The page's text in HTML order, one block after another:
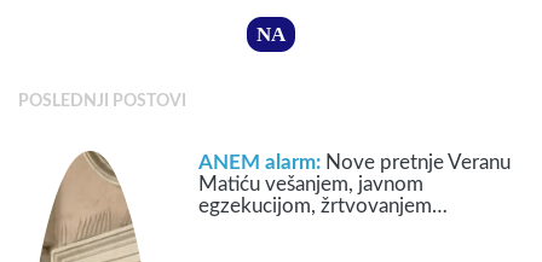
NA
POSLEDNJI POSTOVI
ANEM alarm: Nove pretnje Veranu
Matiću vešanjem, javnom
egzekucijom, žrtvovanjem…